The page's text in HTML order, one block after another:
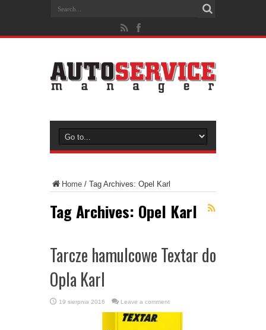
Home / Tag Archives: Opel Karl
Tag Archives: Opel Karl
Tarcze hamulcowe Textar do
Opla Karl
19 sierpnia 2016 Leave a comment